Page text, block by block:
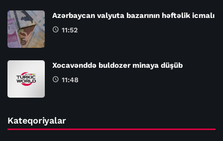
Azərbaycan valyuta bazarının həftəlik icmalı
11:52
Xocavənddə buldozer minaya düşüb
11:48
Kateqoriyalar